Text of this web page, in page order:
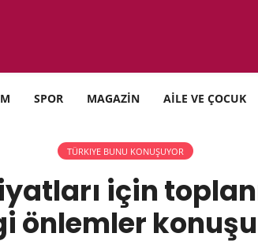
SPOR MAGAZİN AİLE VE ÇOCUK
TÜRKIYE BUNU KONUŞUYOR
için
önlemler